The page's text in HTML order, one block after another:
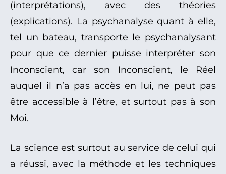
(interprétations), avec des théories
(explications). La psychanalyse quant à elle,
tel un bateau, transporte le psychanalysant
pour que ce dernier puisse interpréter son
Inconscient, car son Inconscient, le Réel
auquel il n’a pas accès en lui, ne peut pas
être accessible à l’être, et surtout pas à son
Moi.
La science est surtout au service de celui qui
a réussi, avec la méthode et les techniques